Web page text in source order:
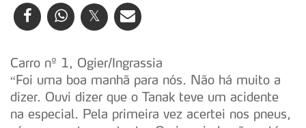
Carro nº 1, Ogier/Ingrassia
“Foi uma boa manhã para nós. Não há muito a
dizer. Ouvi dizer que o Tanak teve um acidente
na especial. Pela primeira vez acertei nos pneus,